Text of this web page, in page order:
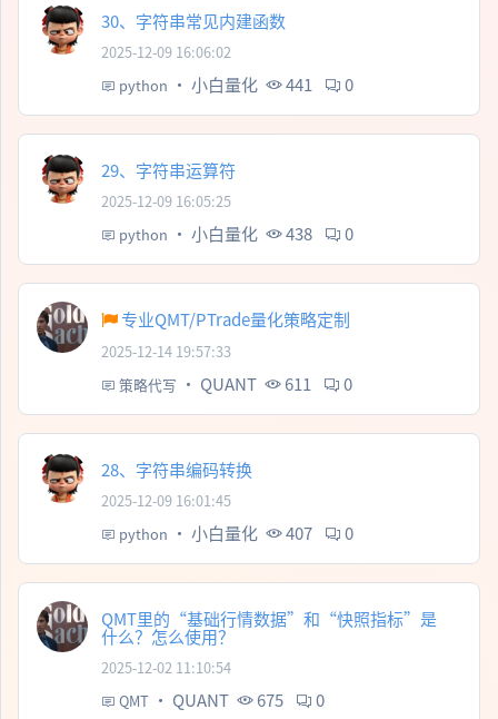
30、字符串常见内建函数
2025-12-09 16:06:02
python · 小白量化 441 0
29、字符串运算符
2025-12-09 16:05:25
python · 小白量化 438 0
专业QMT/PTrade量化策略定制
2025-12-14 19:57:33
策略代写 · QUANT 611 0
28、字符串编码转换
2025-12-09 16:01:45
python · 小白量化 407 0
QMT里的“基础行情数据”和“快照指标”是
什么？怎么使用？
2025-12-02 11:10:54
QMT · QUANT 675 0